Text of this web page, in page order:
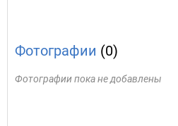
Фотографии (0)
Фотографии пока не добавлены